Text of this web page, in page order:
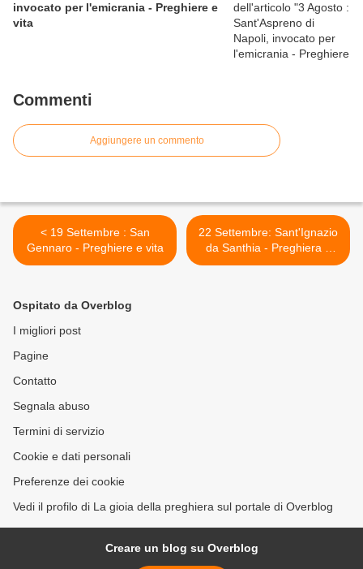
invocato per l'emicrania - Preghiere e
vita
Commenti
Aggiungere un commento
< 19 Settembre : San
Gennaro - Preghiere e vita
22 Settembre: Sant'Ignazio
da Santhia - Preghiera e
vita >
Ospitato da Overblog
I migliori post
Pagine
Contatto
Segnala abuso
Termini di servizio
Cookie e dati personali
Preferenze dei cookie
Vedi il profilo di La gioia della preghiera sul portale di Overblog
Creare un blog su Overblog